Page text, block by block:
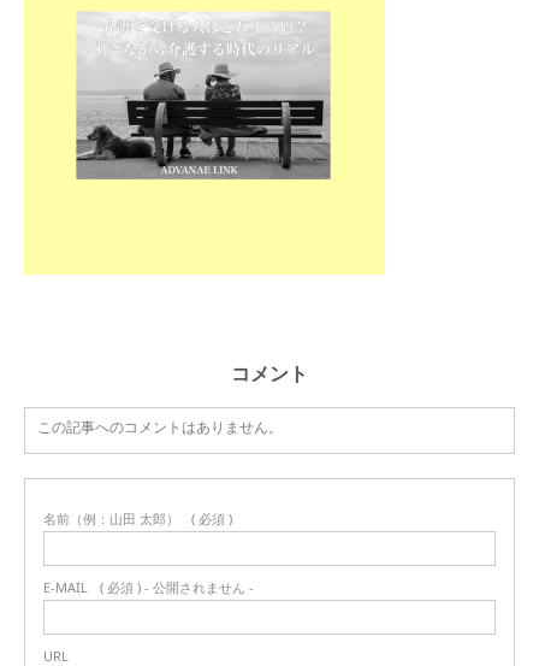
コメント
この記事へのコメントはありません。
名前（例：山田 太郎） ( 必須 )
E-MAIL ( 必須 ) - 公開されません -
URL